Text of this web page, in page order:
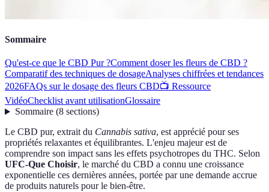
Sommaire
Qu'est-ce que le CBD Pur ?Comment doser les fleurs de CBD ?
Comparatif des techniques de dosageAnalyses chiffrées et tendances
2026FAQs sur le dosage des fleurs CBD📺 Ressource
VidéoChecklist avant utilisationGlossaire
Sommaire(8 sections)
Le CBD pur, extrait du Cannabis sativa, est apprécié pour ses
propriétés relaxantes et équilibrantes. L'enjeu majeur est de
comprendre son impact sans les effets psychotropes du THC. Selon
UFC-Que Choisir, le marché du CBD a connu une croissance
exponentielle ces dernières années, portée par une demande accrue
de produits naturels pour le bien-être.